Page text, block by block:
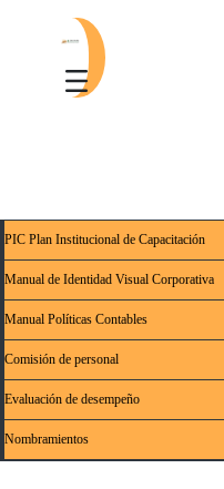
PIC Plan Institucional de Capacitación
Manual de Identidad Visual Corporativa
Manual Políticas Contables
Comisión de personal
Evaluación de desempeño
Nombramientos